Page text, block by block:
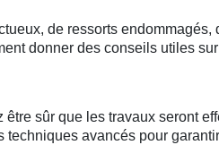
de ressorts endommagés,
donner des conseils utiles
sûr que les travaux seront
avancés pour